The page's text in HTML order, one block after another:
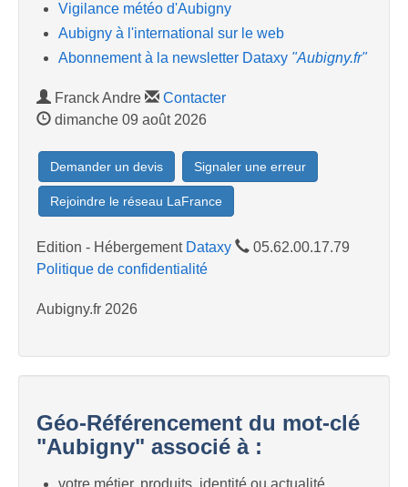
Vigilance météo d'Aubigny
Aubigny à l'international sur le web
Abonnement à la newsletter Dataxy "Aubigny.fr"
Franck Andre
Contacter
dimanche 09 août 2026
Demander un devis Signaler une erreur
Rejoindre le réseau LaFrance
Edition - Hébergement Dataxy
05.62.00.17.79
Politique de confidentialité
Aubigny.fr 2026
Géo-Référencement du mot-clé
"Aubigny" associé à :